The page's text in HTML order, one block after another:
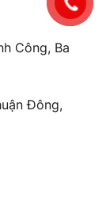
Công, Ba
Đông,